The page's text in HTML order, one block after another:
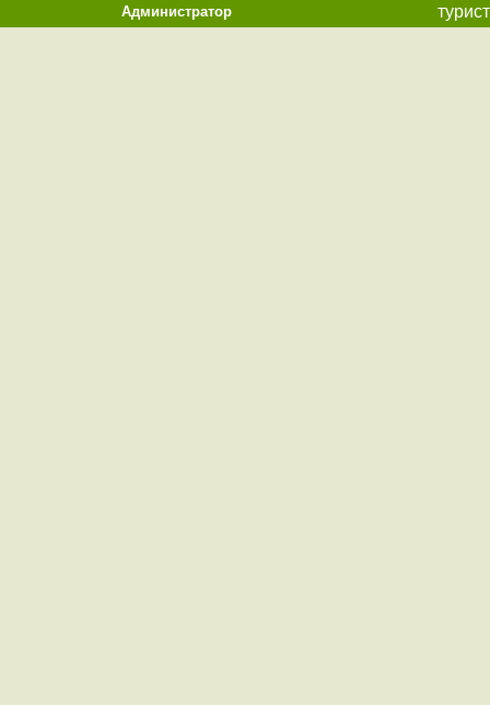
Администратор